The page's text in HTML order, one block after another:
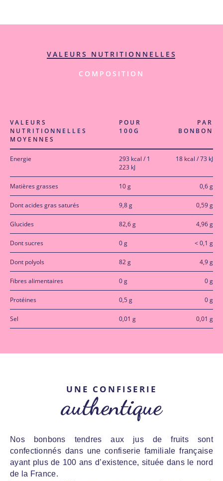
VALEURS NUTRITIONNELLES
COMPOSITION
VALEURS
NUTRITIONNELLES
MOYENNES
POUR
100G
PAR
BONBON
Energie
293 kcal / 1
223 kJ
18 kcal / 73 kJ
Matières grasses 10 g 0,6 g
Dont acides gras saturés 9,8 g 0,59 g
Glucides 82,6 g 4,96 g
Dont sucres 0 g < 0,1 g
Dont polyols 82 g 4,9 g
Fibres alimentaires 0 g 0 g
Protéines 0,5 g 0 g
Sel 0,01 g 0,01 g
UNE CONFISERIE
authentique
Nos bonbons tendres aux jus de fruits sont
confectionnés dans une confiserie familiale française
ayant plus de 100 ans d’existence, située dans le nord
de la France.